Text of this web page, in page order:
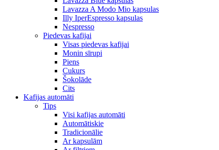
Lavazza A Modo Mio kapsulas
Illy IperEspresso kapsulas
Nespresso
Piedevas kafijai
Visas piedevas kafijai
Monin sīrupi
Piens
Cukurs
Šokolāde
Cits
Kafijas automāti
Tips
Visi kafijas automāti
Automātiskie
Tradicionālie
Ar kapsulām